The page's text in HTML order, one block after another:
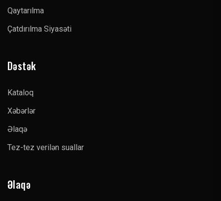
Qaytarılma
Çatdırılma Siyasəti
Dəstək
Kataloq
Xəbərlər
Əlaqə
Tez-tez verilən suallar
Əlaqə